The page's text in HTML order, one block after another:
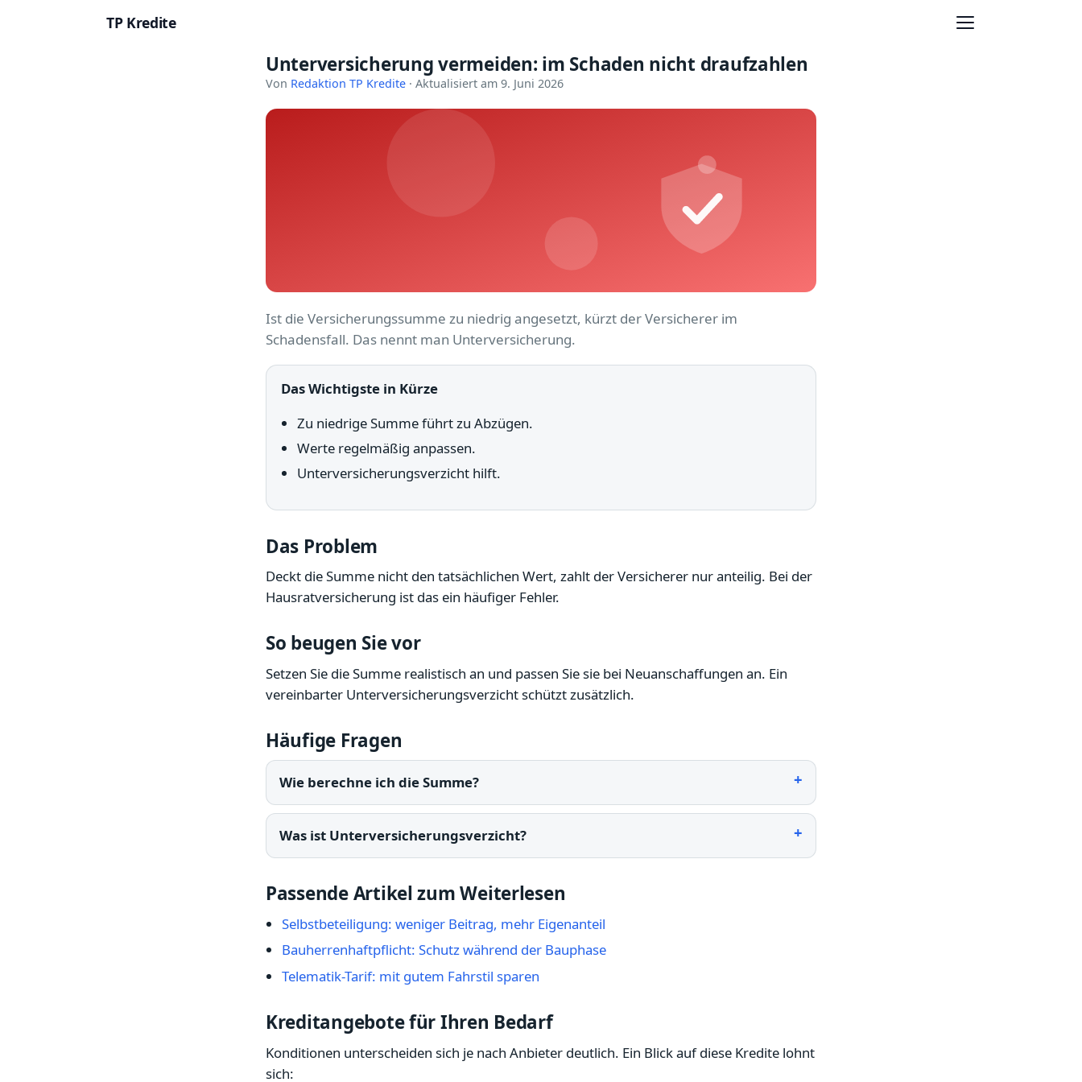
TP Kredite
Unterversicherung vermeiden: im Schaden nicht draufzahlen
Von Redaktion TP Kredite · Aktualisiert am 9. Juni 2026
Ist die Versicherungssumme zu niedrig angesetzt, kürzt der Versicherer im
Schadensfall. Das nennt man Unterversicherung.
Das Wichtigste in Kürze
Zu niedrige Summe führt zu Abzügen.
Werte regelmäßig anpassen.
Unterversicherungsverzicht hilft.
Das Problem
Deckt die Summe nicht den tatsächlichen Wert, zahlt der Versicherer nur anteilig. Bei der
Hausratversicherung ist das ein häufiger Fehler.
So beugen Sie vor
Setzen Sie die Summe realistisch an und passen Sie sie bei Neuanschaffungen an. Ein
vereinbarter Unterversicherungsverzicht schützt zusätzlich.
Häufige Fragen
Wie berechne ich die Summe?
Was ist Unterversicherungsverzicht?
Passende Artikel zum Weiterlesen
Selbstbeteiligung: weniger Beitrag, mehr Eigenanteil
Bauherrenhaftpflicht: Schutz während der Bauphase
Telematik-Tarif: mit gutem Fahrstil sparen
Kreditangebote für Ihren Bedarf
Konditionen unterscheiden sich je nach Anbieter deutlich. Ein Blick auf diese Kredite lohnt
sich: